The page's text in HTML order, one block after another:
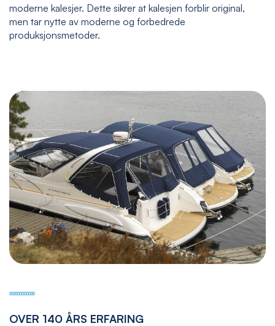
moderne kalesjer. Dette sikrer at kalesjen forblir original,
men tar nytte av moderne og forbedrede
produksjonsmetoder.
OVER 140 ÅRS ERFARING